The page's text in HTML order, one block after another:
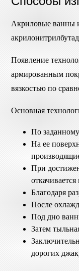
Акриловые ванны
Появление
армированным
вязкостью по
Основная
По
На ее
При
откачивается
Благодаря
После
Под дно
Затем
дорогих